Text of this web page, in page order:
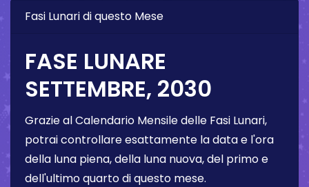
Fasi Lunari di questo Mese
FASE LUNARE
SETTEMBRE, 2030
Grazie al Calendario Mensile delle Fasi Lunari,
potrai controllare esattamente la data e l'ora
della luna piena, della luna nuova, del primo e
dell'ultimo quarto di questo mese.